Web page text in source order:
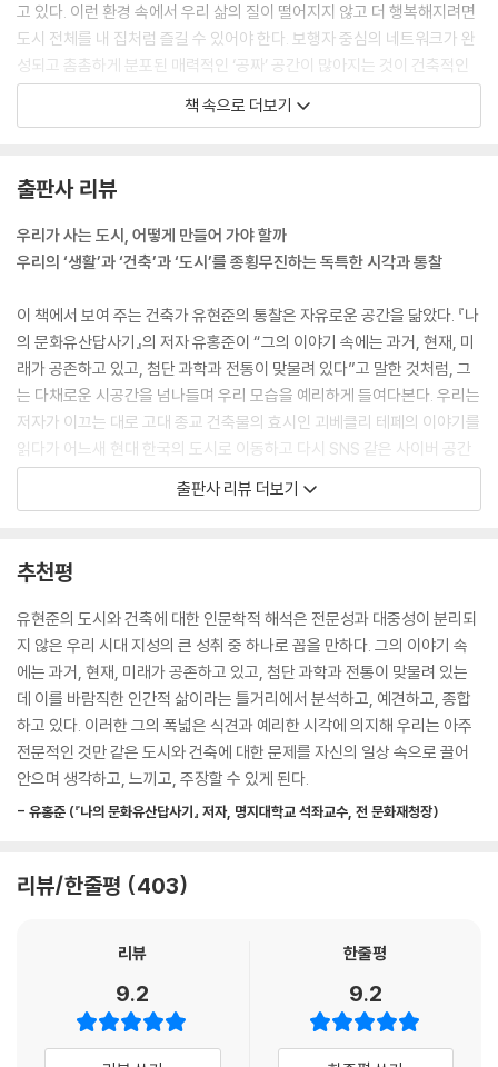
고 있다. 이런 환경 속에서 우리 삶의 질이 떨어지지 않고 더 행복해지려면
도시 전체를 내 집처럼 즐길 수 있어야 한다. 보행자 중심의 네트워크가 완
성되고 촘촘하게 분포된 매력적인 ‘공짜’ 공간이 많아지는 것이 건축적인
해답이 될 수 있다. --- p.96
이다. 앞선 사람이 펼쳐 놓은 기본 멜로디가 있기 때문에 완전히 다른 음을
펼치기는 어렵다. 하지만 그렇다고 막연히 과거의 것을 따라만 가서도 안
된다. 제약 가운데서 자신의 개성을 펼쳐야 한다. (…) 리모델링은 과거와
축가가 펼치는 이중주다. --- p.159~160
우리가 한창 성장하고 발전할 때는 다리를 건설했다. 서울이 강남으로 확
장되었고, 수도권의 한강에는 총 31개의 다리가 건설되었다. 이 모든 건설
은 우리가 세계에서 가장 빠르게 눈부신 경제성장을 하던 시기에 만들어진
결과다. 다리는 건축에서 나누어진 공간을 연결하는 건축 요소다. 다리를
짓는다는 것은 이웃과의 소통을 하겠다는 의지의 표명이다. 하지만 우리는
최근 안타깝게도 다리를 건설하기보다는 벽을 더 세우고 있다. 돌궐의 명
재건축되는 대형 아파트 단지 주변을 가다 보면 단지를 둘러싼 담장이 가
브랜드 이름에 ‘캐슬’이 들어가는 것도 있다. 이러한 벽을 세우고 성을 만드
는 것은 소통을 막는 것이고, 이는 곧 갈등의 씨앗이 된다. 우리는 우리의
도시를 더욱 소통하게 만들어야 한다. 이웃 지역과 걷고 싶은 거리로 연결
될 때 지역 간 경계는 모호해지고 격차는 줄어들 것이다. 소통을 늘리고 지
역의 개성을 찾아가면서 지역 편차와 상대적 박탈감을 줄이고 ‘우리의 도
시’라는 생각이 자리 잡게 되면 좋겠다.
--- p.297~298
책 속으로 더보기
출판사 리뷰
우리가 사는 도시, 어떻게 만들어 가야 할까
우리의 ‘생활’과 ‘건축’과 ‘도시’를 종횡무진하는 독특한 시각과 통찰
이 책에서 보여 주는 건축가 유현준의 통찰은 자유로운 공간을 닮았다. 『나
의 문화유산답사기』의 저자 유홍준이 “그의 이야기 속에는 과거, 현재, 미
래가 공존하고 있고, 첨단 과학과 전통이 맞물려 있다”고 말한 것처럼, 그
는 다채로운 시공간을 넘나들며 우리 모습을 예리하게 들여다본다. 우리는
저자가 이끄는 대로 고대 종교 건축물의 효시인 괴베클리 테페의 이야기를
읽다가 어느새 현대 한국의 도시로 이동하고 다시 SNS 같은 사이버 공간
으로 여행을 떠났다가 눈 깜짝할 새 또 우리 집 앞 골목길로 돌아와 있다.
이 책에서 다루는 주제도 다양하다. 여러 명의 MC가 쉴 새 없이 말을 주고
리 활발한 소통을 가능하게 하는 사옥의 형태인 ‘밥상머리 사옥’, 대형 쇼핑
몰에는 항상 멀티플렉스 극장이 있는 이유, 힙합 가수가 후드티를 입는 것
과 사적 공간에 대한 갈증이 어떻게 연결되는지, 대형화와 고층화가 대세
인 도시에서 사람 중심의 공간인 골목길을 지킨다는 게 과연 가능한 일인
지, 그리고 숨 가쁜 도심에서 벗어나 생각에 잠길 수 있는 대교 아래 공간
이야기까지.
건축물을 둘러보듯이 책의 구석구석을 유영하고 나면 우리는 자연스럽게
우리 자신에 대한 질문으로 돌아올 것이다. “과연 내가 살고 싶은 곳은 어
있겠지만 스스로 이 질문을 던지지 않을 수 없게 만드는 책이다.
“건축은 우리의 모습을 비춘다”
건축이 만드는 사회, 사회가 만드는 건축
우리 삶에 영향을 주는 많은 요소가 있지만 이 책은 단연 건축 공간에 대해
이야기한다. 이 책의 문을 여는 주제는 다름 아닌 아이들이 12년 동안 생활
하는 학교 이야기다(1장). 몇 십 년 동안 한결같이 상자 모양의 4~5층짜
리 건물과 대형 운동장을 유지하고 있는 우리 학교의 건축은 인격이 형성
되는 시기의 아이들이 생활하기에는 너무나 획일적이고 거대하다. 한국에
출판사 리뷰 더보기
추천평
유현준의 도시와 건축에 대한 인문학적 해석은 전문성과 대중성이 분리되
지 않은 우리 시대 지성의 큰 성취 중 하나로 꼽을 만하다. 그의 이야기 속
에는 과거, 현재, 미래가 공존하고 있고, 첨단 과학과 전통이 맞물려 있는
데 이를 바람직한 인간적 삶이라는 틀거리에서 분석하고, 예견하고, 종합
하고 있다. 이러한 그의 폭넓은 식견과 예리한 시각에 의지해 우리는 아주
전문적인 것만 같은 도시와 건축에 대한 문제를 자신의 일상 속으로 끌어
안으며 생각하고, 느끼고, 주장할 수 있게 된다.
- 유홍준 (『나의 문화유산답사기』 저자, 명지대학교 석좌교수, 전 문화재청장)
리뷰/한줄평 403
리뷰
9.2
한줄평
9.2